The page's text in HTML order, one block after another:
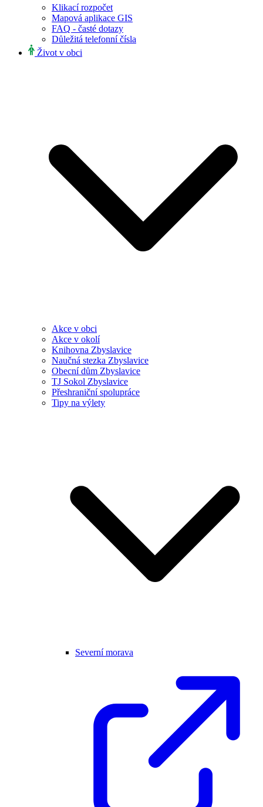
Klikací rozpočet
Mapová aplikace GIS
FAQ - časté dotazy
Důležitá telefonní čísla
Život v obci
Akce v obci
Akce v okolí
Knihovna Zbyslavice
Naučná stezka Zbyslavice
Obecní dům Zbyslavice
TJ Sokol Zbyslavice
Přeshraniční spolupráce
Tipy na výlety
Severní morava